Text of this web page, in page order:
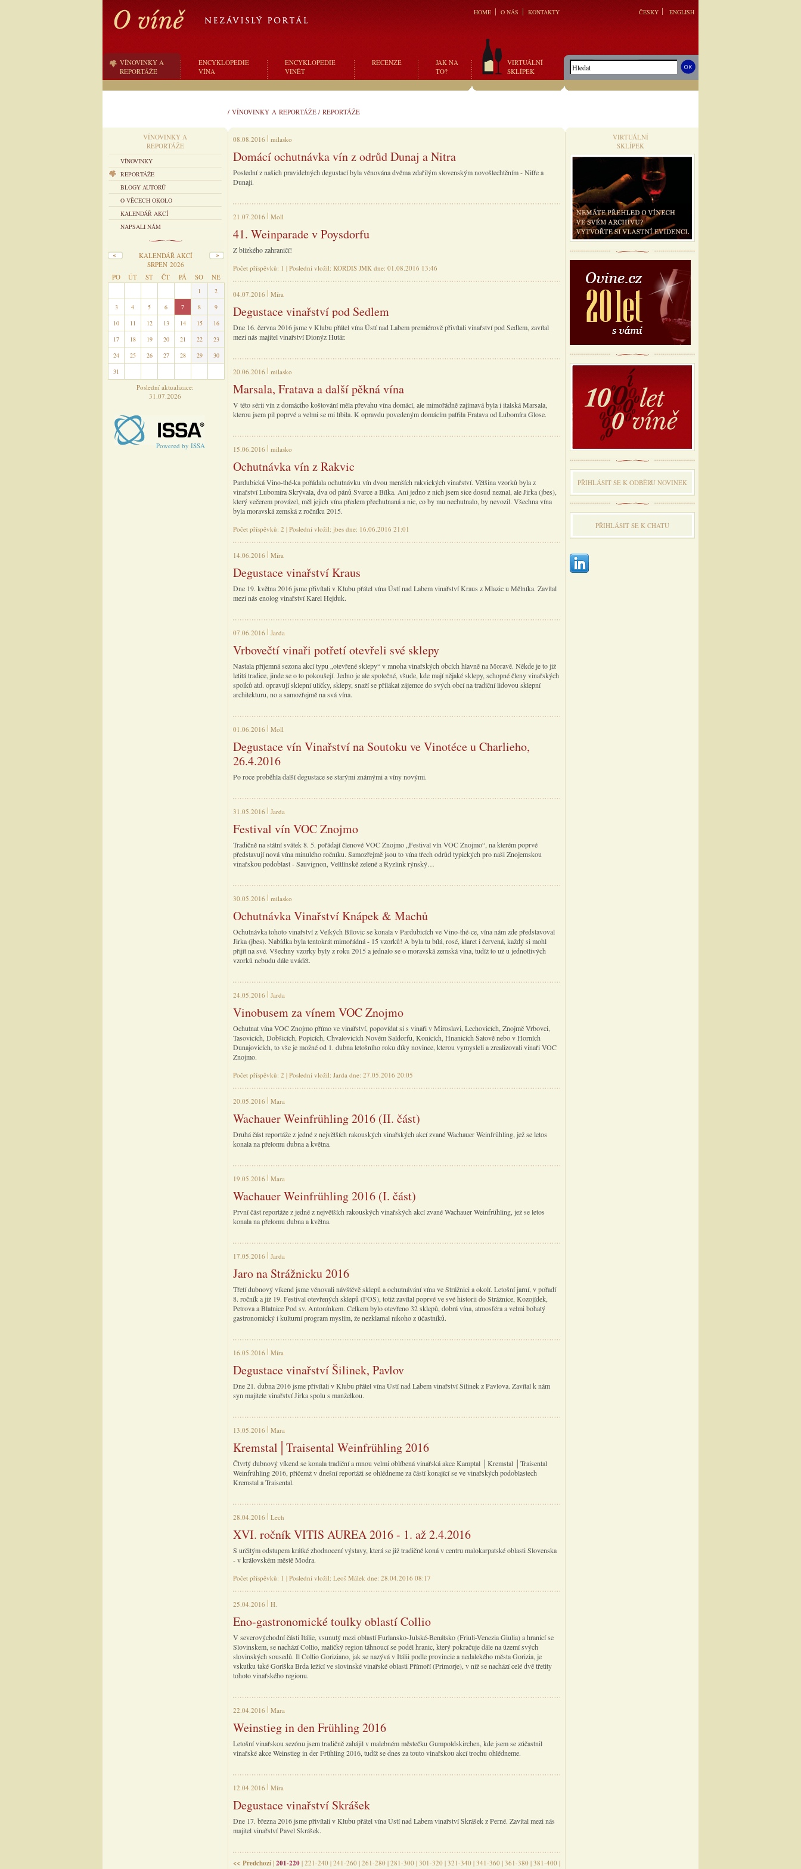
HOME O NÁS KONTAKTY ČESKY ENGLISH
VÍNOVINKY A
REPORTÁŽE
ENCYKLOPEDIE
VÍNA
ENCYKLOPEDIE
VINĚT
RECENZE
JAK NA
TO?
VIRTUÁLNÍ
SKLÍPEK
/ VÍNOVINKY A REPORTÁŽE / REPORTÁŽE
VÍNOVINKY A
REPORTÁŽE
VÍNOVINKY
REPORTÁŽE
BLOGY AUTORŮ
O VĚCECH OKOLO
KALENDÁŘ AKCÍ
NAPSALI NÁM
KALENDÁŘ AKCÍ
SRPEN 2026
PO
ÚT ST ČT PÁ SO NE
1
2
3
4 5 6 7 8
9
10
11 12 13 14 15
16
17
18 19 20 21 22
23
24
25 26 27 28 29
30
31
Poslední aktualizace:
31.07.2026
Powered by ISSA
08.08.2016 milasko
Domácí ochutnávka vín z odrůd Dunaj a Nitra
Poslední z našich pravidelných degustací byla věnována dvěma zdařilým slovenským novošlechtěním - Nitře a
Dunaji.
21.07.2016 Moll
41. Weinparade v Poysdorfu
Z blízkého zahraničí!
Počet příspěvků: 1 | Poslední vložil: KORDIS JMK dne: 01.08.2016 13:46
04.07.2016 Míra
Degustace vinařství pod Sedlem
Dne 16. června 2016 jsme v Klubu přátel vína Ústí nad Labem premiérově přivítali vinařství pod Sedlem, zavítal
mezi nás majitel vinařství Dionýz Hutár.
20.06.2016 milasko
Marsala, Fratava a další pěkná vína
V této sérii vín z domácího koštování měla převahu vína domácí, ale mimořádně zajímavá byla i italská Marsala,
kterou jsem pil poprvé a velmi se mi líbila. K opravdu povedeným domácím patřila Fratava od Lubomíra Glose.
15.06.2016 milasko
Ochutnávka vín z Rakvic
Pardubická Vino-thé-ka pořádala ochutnávku vín dvou menších rakvických vinařství. Většina vzorků byla z
vinařství Lubomíra Skrývala, dva od pánů Švarce a Bílka. Ani jedno z nich jsem sice dosud neznal, ale Jirka (jbes),
který večerem provázel, měl jejich vína předem přechutnaná a nic, co by mu nechutnalo, by nevozil. Všechna vína
byla moravská zemská z ročníku 2015.
Počet příspěvků: 2 | Poslední vložil: jbes dne: 16.06.2016 21:01
14.06.2016 Míra
Degustace vinařství Kraus
Dne 19. května 2016 jsme přivítali v Klubu přátel vína Ústí nad Labem vinařství Kraus z Mlazic u Mělníka. Zavítal
mezi nás enolog vinařství Karel Hejduk.
07.06.2016 Jarda
Vrbovečtí vinaři potřetí otevřeli své sklepy
Nastala příjemná sezona akcí typu „otevřené sklepy“ v mnoha vinařských obcích hlavně na Moravě. Někde je to již
letitá tradice, jinde se o to pokoušejí. Jedno je ale společné, všude, kde mají nějaké sklepy, schopné členy vinařských
spolků atd. opravují sklepní uličky, sklepy, snaží se přilákat zájemce do svých obcí na tradiční lidovou sklepní
architekturu, no a samozřejmě na svá vína.
01.06.2016 Moll
Degustace vín Vinařství na Soutoku ve Vinotéce u Charlieho,
26.4.2016
Po roce proběhla další degustace se starými známými a víny novými.
31.05.2016 Jarda
Festival vín VOC Znojmo
Tradičně na státní svátek 8. 5. pořádají členové VOC Znojmo „Festival vín VOC Znojmo“, na kterém poprvé
představují nová vína minulého ročníku. Samozřejmě jsou to vína třech odrůd typických pro naši Znojemskou
vinařskou podoblast - Sauvignon, Veltlínské zelené a Ryzlink rýnský…
30.05.2016 milasko
Ochutnávka Vinařství Knápek & Machů
Ochutnávka tohoto vinařství z Velkých Bílovic se konala v Pardubicích ve Vino-thé-ce, vína nám zde představoval
Jirka (jbes). Nabídka byla tentokrát mimořádná - 15 vzorků! A byla tu bílá, rosé, klaret i červená, každý si mohl
přijít na své. Všechny vzorky byly z roku 2015 a jednalo se o moravská zemská vína, tudíž to už u jednotlivých
vzorků nebudu dále uvádět.
24.05.2016 Jarda
Vinobusem za vínem VOC Znojmo
Ochutnat vína VOC Znojmo přímo ve vinařství, popovídat si s vinaři v Miroslavi, Lechovicích, Znojmě Vrbovci,
Tasovicích, Dobšicích, Popicích, Chvalovicích Novém Šaldorfu, Konicích, Hnanicích Šatově nebo v Horních
Dunajovicích, to vše je možné od 1. dubna letošního roku díky novince, kterou vymysleli a zrealizovali vinaři VOC
Znojmo.
Počet příspěvků: 2 | Poslední vložil: Jarda dne: 27.05.2016 20:05
20.05.2016 Mara
Wachauer Weinfrühling 2016 (II. část)
Druhá část reportáže z jedné z největších rakouských vinařských akcí zvané Wachauer Weinfrühling, jež se letos
konala na přelomu dubna a května.
19.05.2016 Mara
Wachauer Weinfrühling 2016 (I. část)
První část reportáže z jedné z největších rakouských vinařských akcí zvané Wachauer Weinfrühling, jež se letos
konala na přelomu dubna a května.
17.05.2016 Jarda
Jaro na Strážnicku 2016
Třetí dubnový víkend jsme věnovali návštěvě sklepů a ochutnávání vína ve Strážnici a okolí. Letošní jarní, v pořadí
8. ročník a již 19. Festival otevřených sklepů (FOS), totiž zavítal poprvé ve své historii do Strážnice, Kozojídek,
Petrova a Blatnice Pod sv. Antonínkem. Celkem bylo otevřeno 32 sklepů, dobrá vína, atmosféra a velmi bohatý
gastronomický i kulturní program myslím, že nezklamal nikoho z účastníků.
16.05.2016 Míra
Degustace vinařství Šilinek, Pavlov
Dne 21. dubna 2016 jsme přivítali v Klubu přátel vína Ústí nad Labem vinařství Šilinek z Pavlova. Zavítal k nám
syn majitele vinařství Jirka spolu s manželkou.
13.05.2016 Mara
Kremstal│Traisental Weinfrühling 2016
Čtvrtý dubnový víkend se konala tradiční a mnou velmi oblíbená vinařská akce Kamptal │Kremstal │Traisental
Weinfrühling 2016, přičemž v dnešní reportáži se ohlédneme za částí konající se ve vinařských podoblastech
Kremstal a Traisental.
28.04.2016 Lech
XVI. ročník VITIS AUREA 2016 - 1. až 2.4.2016
S určitým odstupem krátké zhodnocení výstavy, která se již tradičně koná v centru malokarpatské oblasti Slovenska
- v královském městě Modra.
Počet příspěvků: 1 | Poslední vložil: Leoš Málek dne: 28.04.2016 08:17
25.04.2016 H.
Eno-gastronomické toulky oblastí Collio
V severovýchodní části Itálie, vsunutý mezi oblastí Furlansko-Julské-Benátsko (Friuli-Venezia Giulia) a hranicí se
Slovinskem, se nachází Collio, maličký region táhnoucí se podél hranic, který pokračuje dále na území svých
slovinských sousedů. Il Collio Goriziano, jak se nazývá v Itálii podle provincie a nedalekého města Gorizia, je
vskutku také Goriška Brda ležící ve slovinské vinařské oblasti Přímoří (Primorje), v níž se nachází celé dvě třetity
tohoto vinařského regionu.
22.04.2016 Mara
Weinstieg in den Frühling 2016
Letošní vinařskou sezónu jsem tradičně zahájil v malebném městečku Gumpoldskirchen, kde jsem se zúčastnil
vinařské akce Weinstieg in der Frühling 2016, tudíž se dnes za touto vinařskou akcí trochu ohlédneme.
12.04.2016 Míra
Degustace vinařství Skrášek
Dne 17. března 2016 jsme přivítali v Klubu přátel vína Ústí nad Labem vinařství Skrášek z Perné. Zavítal mezi nás
majitel vinařství Pavel Skrášek.
<< Předchozí | 201-220 | 221-240 | 241-260 | 261-280 | 281-300 | 301-320 | 321-340 | 341-360 | 361-380 | 381-400 |
VIRTUÁLNÍ
SKLÍPEK
PŘIHLÁSIT SE K ODBĔRU NOVINEK
PŘIHLÁSIT SE K CHATU